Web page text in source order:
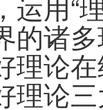
的诸
理论
理论